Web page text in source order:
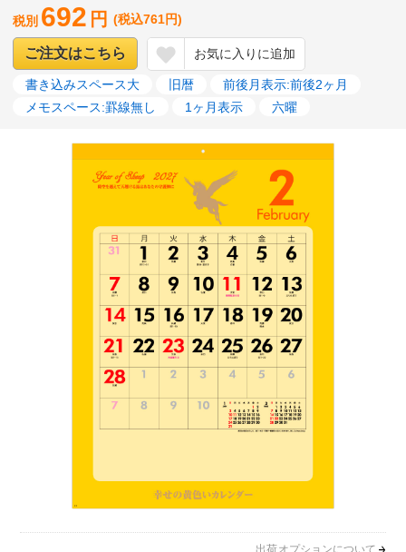
税別 692 円 (税込761円)
ご注文はこちら お気に入りに追加
書き込みスペース大 旧暦
前後月表示:前後2ヶ月
メモスペース:罫線無し
1ヶ月表示 六曜
出荷オプションについて